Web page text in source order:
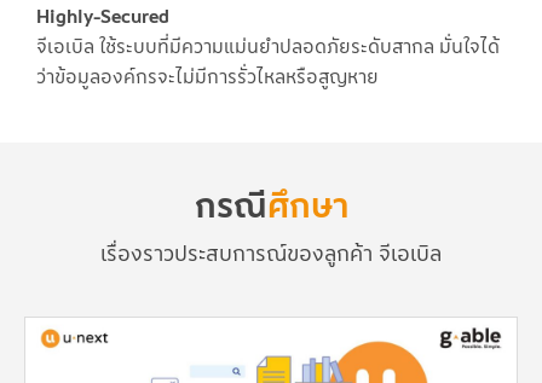
Highly-Secured
จีเอเบิล ใช้ระบบที่มีความแม่นยำปลอดภัยระดับสากล มั่นใจได้
ว่าข้อมูลองค์กรจะไม่มีการรั่วไหลหรือสูญหาย
กรณีศึกษา
เรื่องราวประสบการณ์ของลูกค้า จีเอเบิล